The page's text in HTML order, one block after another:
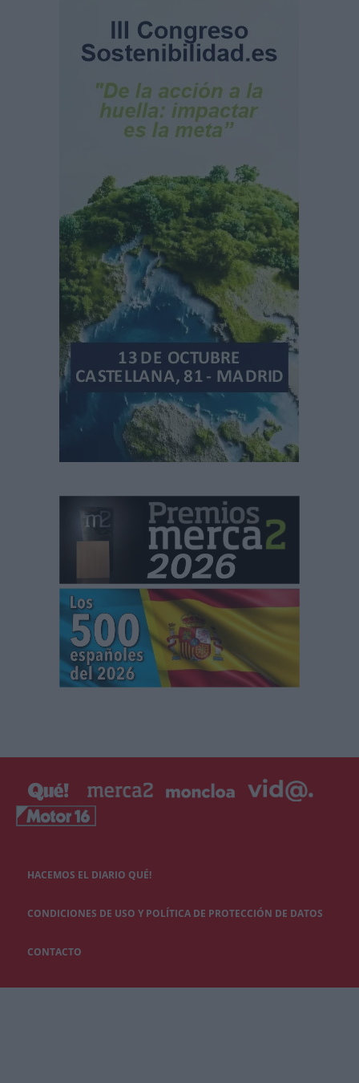
HACEMOS EL DIARIO QUÉ!
CONDICIONES DE USO Y POLÍTICA DE PROTECCIÓN DE DATOS
CONTACTO